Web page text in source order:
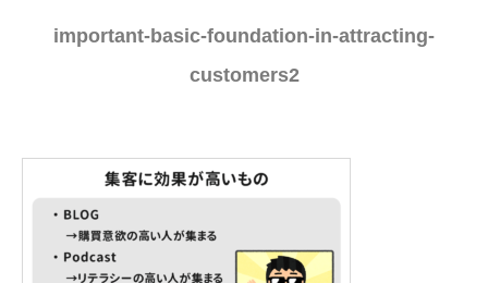
important-basic-foundation-in-attracting-
customers2